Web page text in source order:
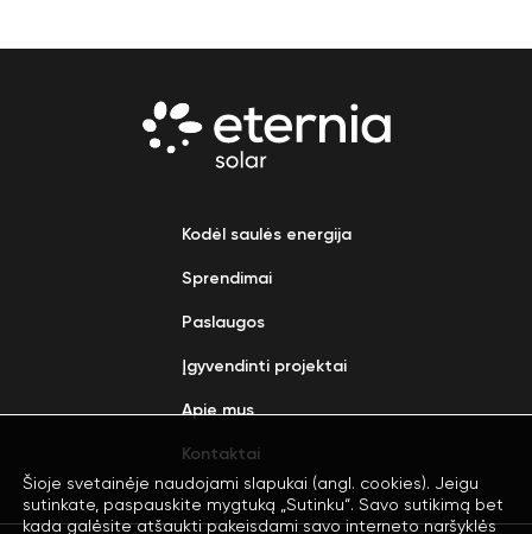
Kodėl saulės energija
Sprendimai
Paslaugos
Įgyvendinti projektai
Apie mus
Kontaktai
Šioje svetainėje naudojami slapukai (angl. cookies). Jeigu
sutinkate, paspauskite mygtuką „Sutinku“. Savo sutikimą bet
kada galėsite atšaukti pakeisdami savo interneto naršyklės